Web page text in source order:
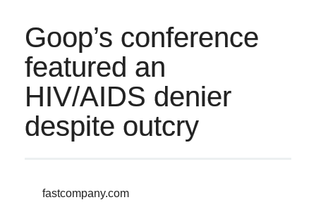
Goop’s conference
featured an
HIV/AIDS denier
despite outcry
fastcompany.com